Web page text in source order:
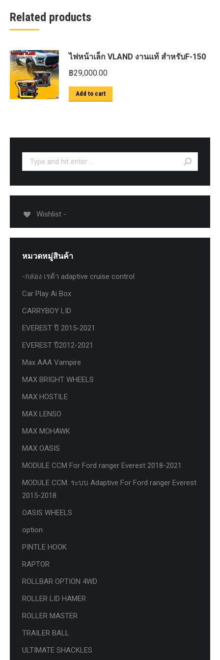
Related products
ไฟหน้าเล็ก VLAND งานแท้ สำหรับF-150
฿29,000.00
Add to cart
Search:
Wishlist -
หมวดหมู่สินค้า
-กล่อง เรด้า adaptive cruise control
Car Play Ai Box
CARRYBOY LID
EVEREST ปี 2015-2021
EVEREST ปี2012-2021
Max AAA Vampire
MAX BRIGHT WHEELS
MAX HOSTILE
MAX LENSO
MAX MOHAWK
MAX OASIS
MODULE CCM For Ford ranger Everest 2018-2021
MODULE CCM. ระบบ Adaptive For Ford ranger Everest
2015-2018
OASIS WHEELS
option
PINTLE HOOK
RAPTOR
ROLLBAR OPTION 4WD
ROLLER LID HAMER
ROLLER MASTER
TRAILER BALL
ULTIMATE SHACKLES